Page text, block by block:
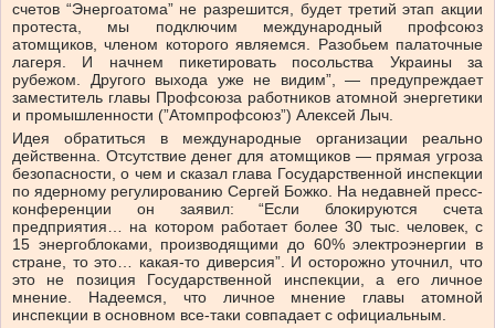
счетов “Энергоатома” не разрешится, будет третий этап акции
протеста, мы подключим международный профсоюз
атомщиков, членом которого являемся. Разобьем палаточные
лагеря. И начнем пикетировать посольства Украины за
рубежом. Другого выхода уже не видим”, — предупреждает
заместитель главы Профсоюза работников атомной энергетики
и промышленности (”Атомпрофсоюз”) Алексей Лыч.
Идея обратиться в международные организации реально
действенна. Отсутствие денег для атомщиков — прямая угроза
безопасности, о чем и сказал глава Государственной инспекции
по ядерному регулированию Сергей Божко. На недавней пресс-
конференции он заявил: “Если блокируются счета
предприятия… на котором работает более 30 тыс. человек, с
15 энергоблоками, производящими до 60% электроэнергии в
стране, то это… какая-то диверсия”. И осторожно уточнил, что
это не позиция Государственной инспекции, а его личное
мнение. Надеемся, что личное мнение главы атомной
инспекции в основном все-таки совпадает с официальным.